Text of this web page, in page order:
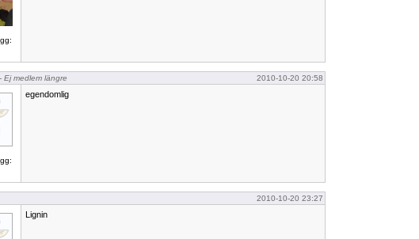
- Ej medlem längre 2010-10-20 20:58
egendomlig
2010-10-20 23:27
Lignin